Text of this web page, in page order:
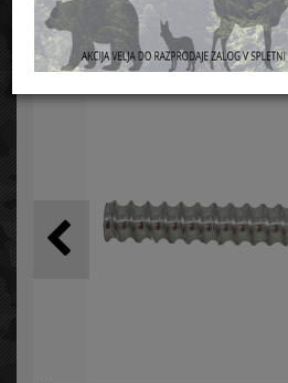
Domov
Orožje in ostala oprema
Pribor za čiščenje orožja